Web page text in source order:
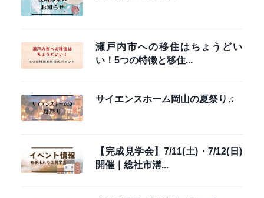
瀬戸内市への移住はちょうどい
い！5つの特徴と移住...
サイエンスホーム岡山の夏祭り♫
【完成見学会】7/11(土)・7/12(日)
開催｜総社市溝...